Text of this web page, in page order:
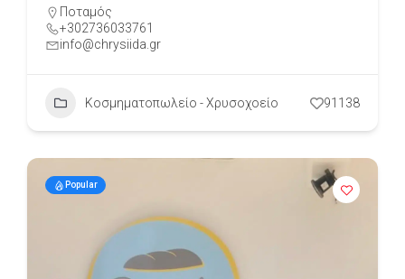
Ποταμός
+302736033761
info@chrysiida.gr
Κοσμηματοπωλείο - Χρυσοχοείο 91138
Popular